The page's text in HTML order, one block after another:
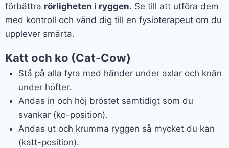
förbättra rörligheten i ryggen. Se till att utföra dem
med kontroll och vänd dig till en fysioterapeut om du
upplever smärta.
Katt och ko (Cat-Cow)
Stå på alla fyra med händer under axlar och knän
under höfter.
Andas in och höj bröstet samtidigt som du
svankar (ko-position).
Andas ut och krumma ryggen så mycket du kan
(katt-position).